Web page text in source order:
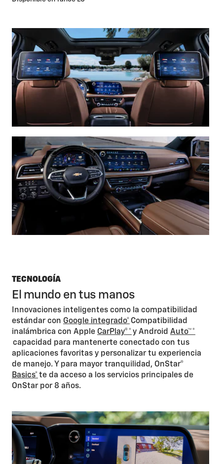
TECNOLOGÍA
El mundo en tus manos
Innovaciones inteligentes como la compatibilidad
estándar con Google integrado* Compatibilidad
inalámbrica con Apple CarPlay®*y Android Auto™*
capacidad para mantenerte conectado con tus
aplicaciones favoritas y personalizar tu experiencia
de manejo. Y para mayor tranquilidad, OnStar®
Basics*te da acceso a los servicios principales de
OnStar por 8 años.